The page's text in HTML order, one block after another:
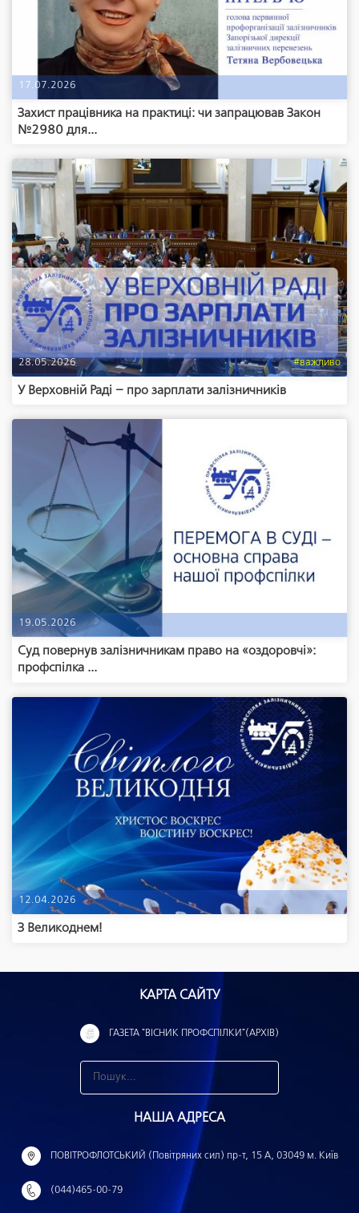
17.07.2026
Захист працівника на практиці: чи запрацював Закон
№2980 для...
28.05.2026 #важливо
У Верховній Раді – про зарплати залізничників
19.05.2026
Суд повернув залізничникам право на «оздоровчі»:
профспілка ...
12.04.2026
З Великоднем!
КАРТА САЙТУ
ГАЗЕТА "ВІСНИК ПРОФСПІЛКИ"(АРХІВ)
н
й
НАША АДРЕСА
ПОВІТРОФЛОТСЬКИЙ (Повітряних сил) пр-т, 15 А, 03049 м. Київ
(044)465-00-79